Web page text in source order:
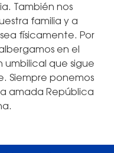
También nos
familia y a
físicamente. Por
en el
que sigue
Siempre ponemos
amada República